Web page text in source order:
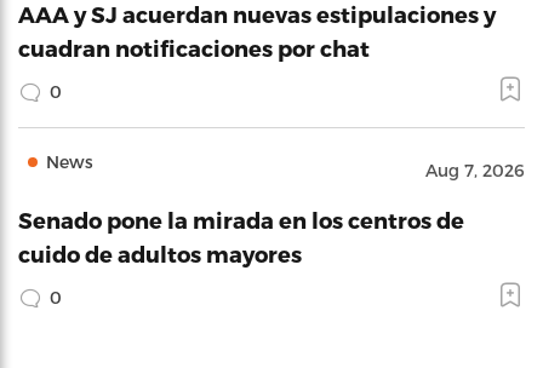
AAA y SJ acuerdan nuevas estipulaciones y
cuadran notificaciones por chat
0
News Aug 7, 2026
Senado pone la mirada en los centros de
cuido de adultos mayores
0